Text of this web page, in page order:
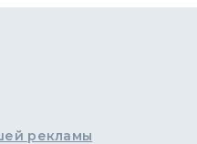
рекламы